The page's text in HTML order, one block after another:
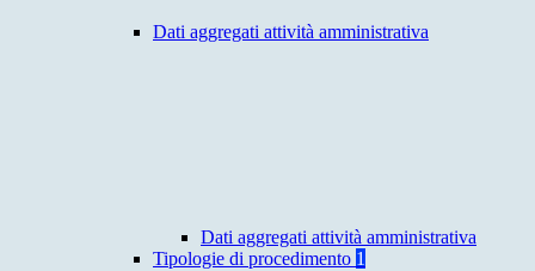
Dati aggregati attività amministrativa
Dati aggregati attività amministrativa
Tipologie di procedimento 1